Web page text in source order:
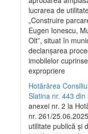
lucrarea de
„Construire
Eugen Ionescu,
Olt”, situat în
declanșarea
imobilelor
expropriere
Hotărârea
Slatina nr. 443
anexei nr. 2 la
nr. 261/
utilitate publică şi